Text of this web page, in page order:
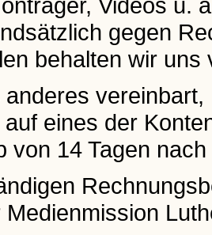
gegen
behalten wir
eines der
von 14 Tagen